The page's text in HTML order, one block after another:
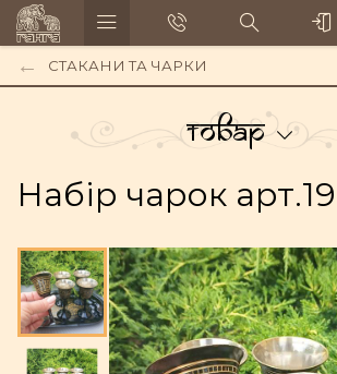
СТАКАНИ ТА ЧАРКИ
Товар
Набір чарок